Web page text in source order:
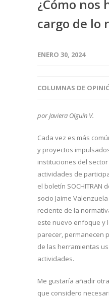
¿Cómo nos
cargo de lo
ENERO 30, 2024
COLUMNAS DE
por Javiera Olguín V.
Cada vez es más
y proyectos
instituciones del
actividades de
el boletín SOCHITRAN
socio Jaime
reciente de la
este nuevo enfoque y
parecer, permanecen
de las herramientas
actividades.
Me gustaría añadir
que considero